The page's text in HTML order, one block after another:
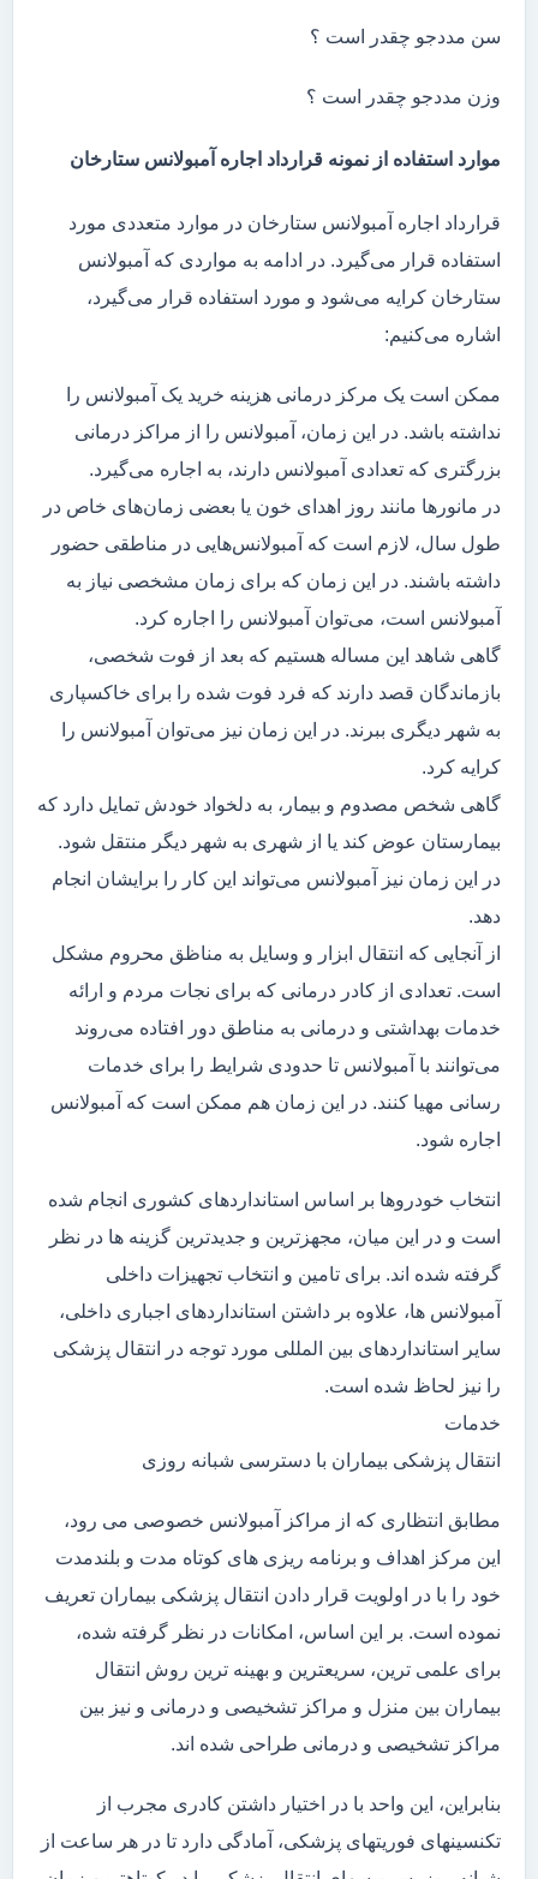
سن مددجو چقدر است ؟
وزن مددجو چقدر است ؟
موارد استفاده از نمونه قرارداد اجاره آمبولانس ستارخان
قرارداد اجاره آمبولانس ستارخان در موارد متعددی مورد
استفاده قرار می‌گیرد. در ادامه به مواردی که آمبولانس
ستارخان کرایه می‌شود و مورد استفاده قرار می‌گیرد،
اشاره می‌کنیم:
ممکن است یک مرکز درمانی هزینه خرید یک آمبولانس را
نداشته باشد. در این زمان، آمبولانس را از مراکز درمانی
بزرگتری که تعدادی آمبولانس دارند، به اجاره می‌گیرد.
در مانور‌ها مانند روز اهدای خون یا بعضی زمان‌های خاص در
طول سال، لازم است که آمبولانس‌هایی در مناطقی حضور
داشته باشند. در این زمان که برای زمان مشخصی نیاز به
آمبولانس است، می‌توان آمبولانس را اجاره کرد.
گاهی شاهد این مساله هستیم که بعد از فوت شخصی،
بازماندگان قصد دارند که فرد فوت شده را برای خاکسپاری
به شهر دیگری ببرند. در این زمان نیز می‌توان آمبولانس را
کرایه کرد.
گاهی شخص مصدوم و بیمار، به دلخواد خودش تمایل دارد که
بیمارستان عوض کند یا از شهری به شهر دیگر منتقل شود.
در این زمان نیز آمبولانس می‌تواند این کار را برایشان انجام
دهد.
از آنجایی که انتقال ابزار و وسایل به مناظق محروم مشکل
است. تعدادی از کادر درمانی که برای نجات مردم و ارائه
خدمات بهداشتی و درمانی به مناطق دور افتاده می‌روند
می‌توانند با آمبولانس تا حدودی شرایط را برای خدمات
رسانی مهیا کنند. در این زمان هم ممکن است که آمبولانس
اجاره شود.
انتخاب خودروها بر اساس استانداردهای کشوری انجام شده
است و در این میان، مجهزترین و جدیدترین گزینه ها در نظر
گرفته شده اند. برای تامین و انتخاب تجهیزات داخلی
آمبولانس ها، علاوه بر داشتن استانداردهای اجباری داخلی،
سایر استانداردهای بین المللی مورد توجه در انتقال پزشکی
را نیز لحاظ شده است.
خدمات
انتقال پزشکی بیماران با دسترسی شبانه روزی
مطابق انتظاری که از مراکز آمبولانس خصوصی می رود،
این مرکز اهداف و برنامه ریزی های کوتاه مدت و بلندمدت
خود را با در اولویت قرار دادن انتقال پزشکی بیماران تعریف
نموده است. بر این اساس، امکانات در نظر گرفته شده،
برای علمی ترین، سریعترین و بهینه ترین روش انتقال
بیماران بین منزل و مراکز تشخیصی و درمانی و نیز بین
مراکز تشخیصی و درمانی طراحی شده اند.
بنابراین، این واحد با در اختیار داشتن کادری مجرب از
تکنسینهای فوریتهای پزشکی، آمادگی دارد تا در هر ساعت از